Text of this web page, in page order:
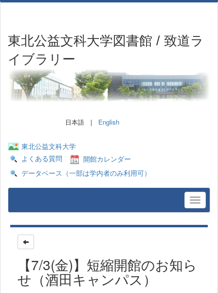
東北公益文科大学図書館 / 致道ラ
イブラリー
日本語 | English
東北公益文科大学
よくある質問
開館カレンダー
データベース（一部は学内者のみ利用可）
【7/3(金)】短縮開館のお知ら
せ（酒田キャンパス）